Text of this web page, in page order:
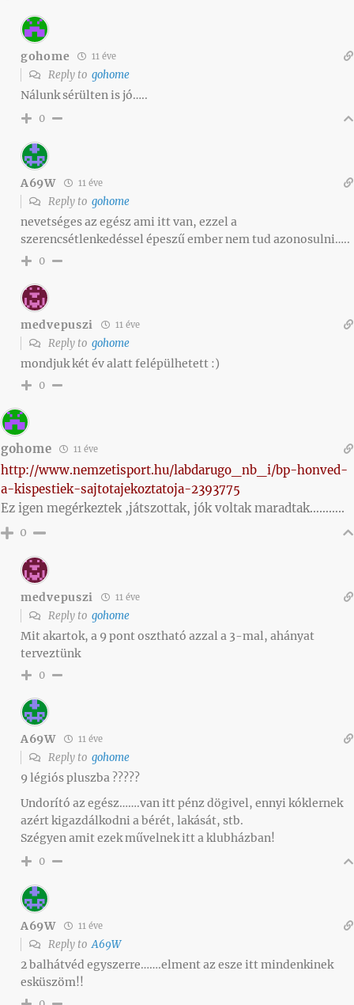
gohome 11 éve
Reply to gohome
Nálunk sérülten is jó…..
0
A69W 11 éve
Reply to gohome
nevetséges az egész ami itt van, ezzel a
szerencsétlenkedéssel épeszű ember nem tud azonosulni…..
0
medvepuszi 11 éve
Reply to gohome
mondjuk két év alatt felépülhetett :)
0
gohome 11 éve
http://www.nemzetisport.hu/labdarugo_nb_i/bp-honved-
a-kispestiek-sajtotajekoztatoja-2393775
Ez igen megérkeztek ,játszottak, jók voltak maradtak………..
0
medvepuszi 11 éve
Reply to gohome
Mit akartok, a 9 pont osztható azzal a 3-mal, ahányat
terveztünk
0
A69W 11 éve
Reply to gohome
9 légiós pluszba ?????
Undorító az egész…….van itt pénz dögivel, ennyi kóklernek
azért kigazdálkodni a bérét, lakását, stb.
Szégyen amit ezek művelnek itt a klubházban!
0
A69W 11 éve
Reply toA69W
2 balhátvéd egyszerre…….elment az esze itt mindenkinek
esküszöm!!